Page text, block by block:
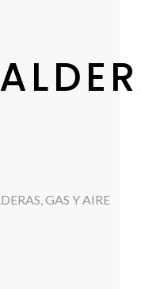
GAS Y AIRE